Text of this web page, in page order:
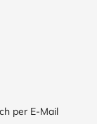
per E-Mail